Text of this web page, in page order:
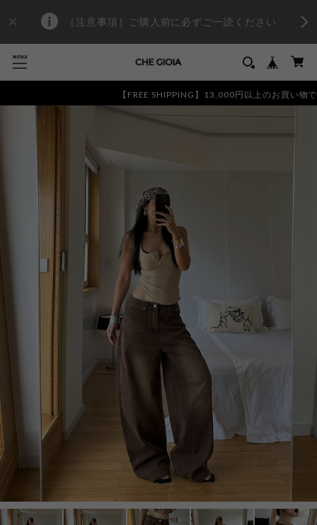
［注意事項］ご購入前に必ずご一読ください
【FREE SHIPPING】13,000円以上のお買い物で全